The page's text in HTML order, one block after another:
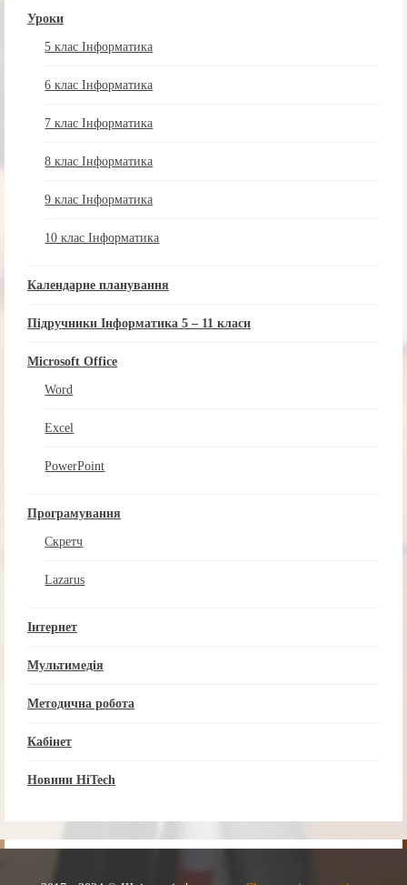
Уроки
5 клас Інформатика
6 клас Інформатика
7 клас Інформатика
8 клас Інформатика
9 клас Інформатика
10 клас Інформатика
Календарне планування
Підручники Інформатика 5 – 11 класи
Microsoft Office
Word
Excel
PowerPoint
Програмування
Скретч
Lazarus
Інтернет
Мультимедія
Методична робота
Кабінет
Новини HiTech